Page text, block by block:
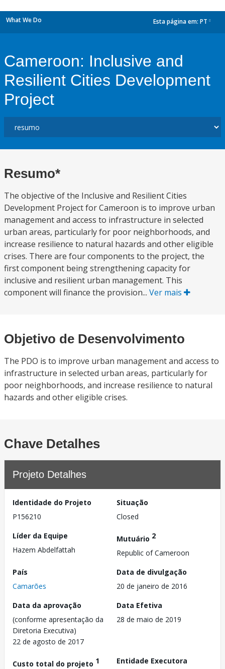
What We Do Esta página em: PT
Cameroon: Inclusive and
Resilient Cities Development
Project
Resumo*
The objective of the Inclusive and Resilient Cities
Development Project for Cameroon is to improve urban
management and access to infrastructure in selected
urban areas, particularly for poor neighborhoods, and
increase resilience to natural hazards and other eligible
crises. There are four components to the project, the
first component being strengthening capacity for
inclusive and resilient urban management. This
component will finance the provision... Ver mais
Objetivo de Desenvolvimento
The PDO is to improve urban management and access to
infrastructure in selected urban areas, particularly for
poor neighborhoods, and increase resilience to natural
hazards and other eligible crises.
Chave Detalhes
Projeto Detalhes
Identidade do Projeto
P156210
Situação
Closed
Líder da Equipe
Hazem Abdelfattah
Mutuário 2
Republic of Cameroon
País
Camarões
Data de divulgação
20 de janeiro de 2016
Data da aprovação
(conforme apresentação da
Diretoria Executiva)
22 de agosto de 2017
Data Efetiva
28 de maio de 2019
Custo total do projeto 1
Entidade Executora